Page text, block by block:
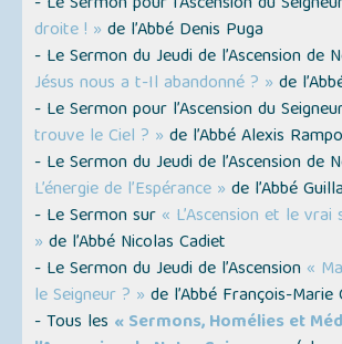
droite ! » de l’Abbé Denis Puga
- Le Sermon du Jeudi de l’Ascension de
Jésus nous a t-Il abandonné ? » de
- Le Sermon pour l’Ascension du
trouve le Ciel ? » de l’Abbé Alexis
- Le Sermon du Jeudi de l’Ascension de
L’énergie de l’Espérance » de l’Abbé
- Le Sermon sur « L’Ascension et le
» de l’Abbé Nicolas Cadiet
- Le Sermon du Jeudi de l’Ascension «
le Seigneur ? » de l’Abbé François-Marie
- Tous les « Sermons, Homélies et